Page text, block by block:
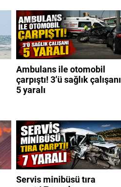
Ambulans ile otomobil
çarpıştı! 3’ü sağlık çalışanı
5 yaralı
Servis minibüsü tıra